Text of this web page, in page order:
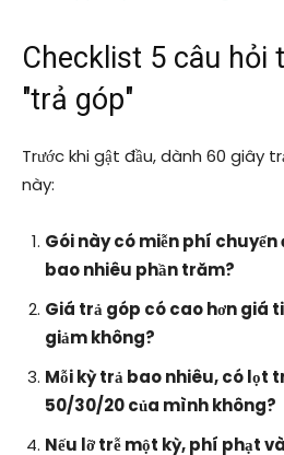
Checklist 5 câu hỏi
"trả góp"
Trước khi gật đầu, dành 60 giây
này:
Gói này có miễn phí
bao nhiêu phần trăm?
Giá trả góp có cao hơn giá
giảm không?
Mỗi kỳ trả bao nhiêu, có lọt
50/30/20 của mình không?
Nếu lỡ trễ một kỳ, phí phạt